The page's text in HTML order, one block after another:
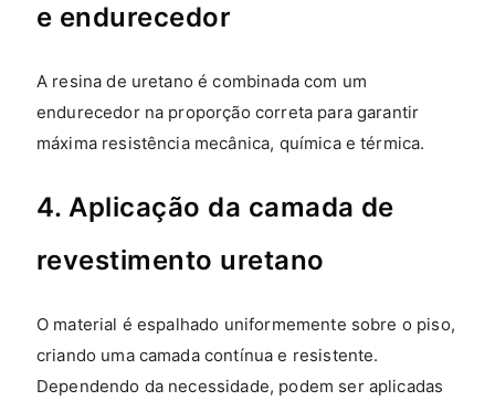
e endurecedor
A resina de uretano é combinada com um
endurecedor na proporção correta para garantir
máxima resistência mecânica, química e térmica.
4. Aplicação da camada de
revestimento uretano
O material é espalhado uniformemente sobre o piso,
criando uma camada contínua e resistente.
Dependendo da necessidade, podem ser aplicadas